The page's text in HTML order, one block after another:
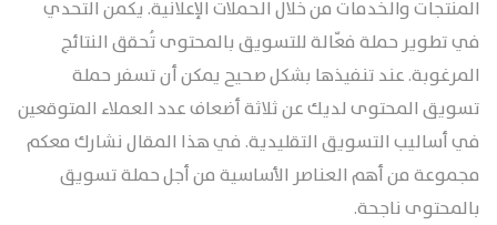
المنتجات والخدمات من خلال الحملات الإعلانية. يكمن التحدي
في تطوير حملة فعّالة للتسويق بالمحتوى تُحقق النتائج
المرغوبة. عند تنفيذها بشكل صحيح يمكن أن تسفر حملة
تسويق المحتوى لديك عن ثلاثة أضعاف عدد العملاء المتوقعين
في أساليب التسويق التقليدية. في هذا المقال نشارك معكم
مجموعة من أهم العناصر الأساسية من أجل حملة تسويق
بالمحتوى ناجحة.